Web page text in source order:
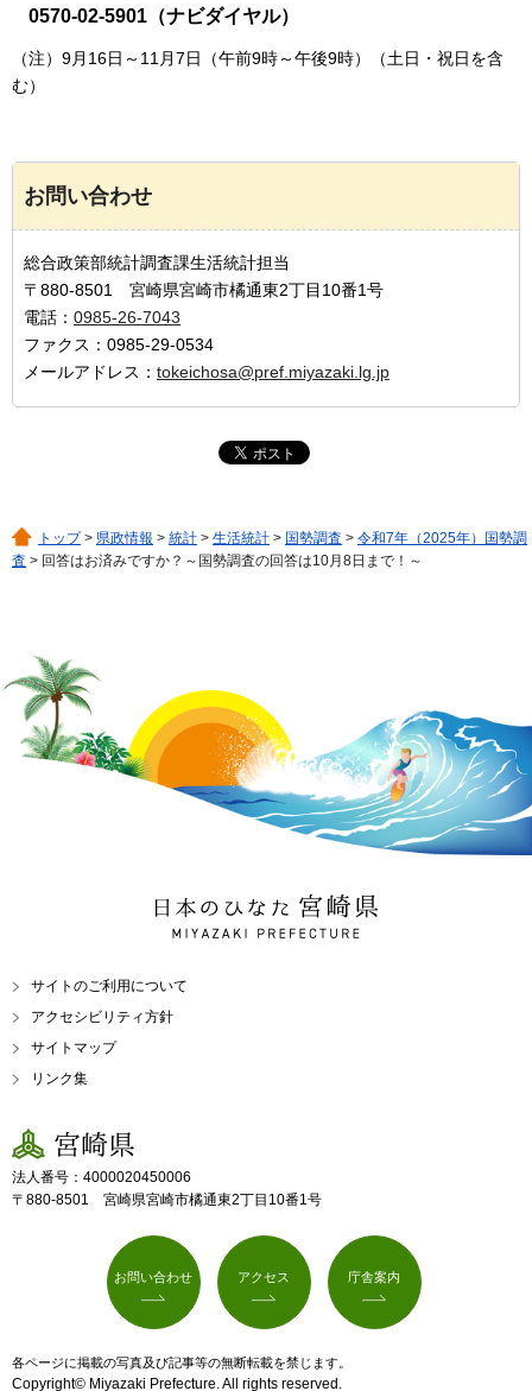
0570-02-5901（ナビダイヤル）
（注）9月16日～11月7日（午前9時～午後9時）（土日・祝日を含
む）
お問い合わせ
総合政策部統計調査課生活統計担当
〒880-8501 宮崎県宮崎市橘通東2丁目10番1号
電話： 0985-26-7043
ファクス：0985-29-0534
メールアドレス： tokeichosa@pref.miyazaki.lg.jp
トップ> 県政情報 > 統計 > 生活統計 > 国勢調査 > 令和7年（2025年）国勢調
査 > 回答はお済みですか？～国勢調査の回答は10月8日まで！～
日本のひなた 宮崎県
MIYAZAKI PREFECTURE
サイトのご利用について
アクセシビリティ方針
サイトマップ
リンク集
宮崎県
法人番号：4000020450006
〒880-8501 宮崎県宮崎市橘通東2丁目10番1号
お問い合わせ アクセス 庁舎案内
各ページに掲載の写真及び記事等の無断転載を禁じます。
Copyright© Miyazaki Prefecture. All rights reserved.